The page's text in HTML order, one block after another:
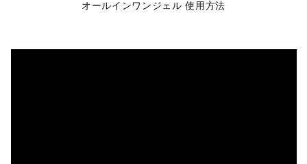
オールインワンジェル 使用方法